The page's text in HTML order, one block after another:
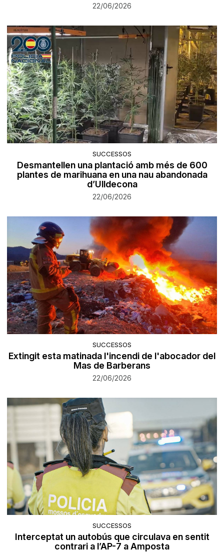
22/06/2026
SUCCESSOS
Desmantellen una plantació amb més de 600
plantes de marihuana en una nau abandonada
d’Ulldecona
22/06/2026
SUCCESSOS
Extingit esta matinada l'incendi de l'abocador del
Mas de Barberans
22/06/2026
SUCCESSOS
Interceptat un autobús que circulava en sentit
contrari a l’AP-7 a Amposta